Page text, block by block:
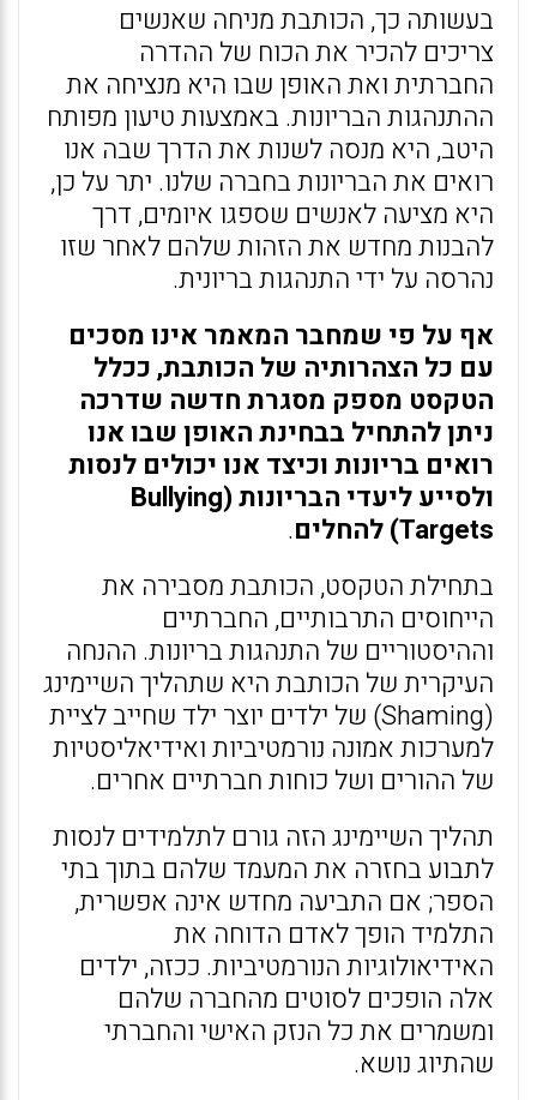
בעשותה כך, הכותבת מניחה שאנשים
צריכים להכיר את הכוח של ההדרה
החברתית ואת האופן שבו היא מנציחה את
ההתנהגות הבריונות. באמצעות טיעון מפותח
היטב, היא מנסה לשנות את הדרך שבה אנו
רואים את הבריונות בחברה שלנו. יתר על כן,
היא מציעה לאנשים שספגו איומים, דרך
להבנות מחדש את הזהות שלהם לאחר שזו
נהרסה על ידי התנהגות בריונית.
אף על פי שמחבר המאמר אינו מסכים
עם כל הצהרותיה של הכותבת, ככלל
הטקסט מספק מסגרת חדשה שדרכה
ניתן להתחיל בבחינת האופן שבו אנו
רואים בריונות וכיצד אנו יכולים לנסות
ולסייע ליעדי הבריונות (Bullying
Targets) להחלים
.
בתחילת הטקסט, הכותבת מסבירה את
הייחוסים התרבותיים, החברתיים
וההיסטוריים של התנהגות בריונות. ההנחה
העיקרית של הכותבת היא שתהליך השיימינג
(Shaming) של ילדים יוצר ילד שחייב לציית
למערכות אמונה נורמטיביות ואידיאליסטיות
של ההורים ושל כוחות חברתיים אחרים.
תהליך השיימינג הזה גורם לתלמידים לנסות
לתבוע בחזרה את המעמד שלהם בתוך בתי
הספר; אם התביעה מחדש אינה אפשרית,
התלמיד הופך לאדם הדוחה את
האידיאולוגיות הנורמטיביות. ככזה, ילדים
אלה הופכים לסוטים מהחברה שלהם
ומשמרים את כל הנזק האישי והחברתי
שהתיוג נושא.